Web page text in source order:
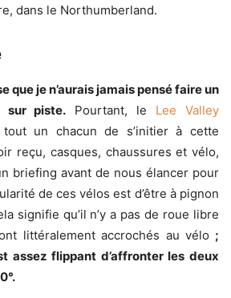
dans le Northumberland.
que je n’aurais jamais pensé faire un
sur piste. Pourtant, le Lee Valley
un chacun de s’initier à cette
reçu, casques, chaussures et vélo,
briefing avant de nous élancer pour
de ces vélos est d’être à pignon
signifie qu’il n’y a pas de roue libre
littéralement accrochés au vélo ;
assez flippant d’affronter les deux